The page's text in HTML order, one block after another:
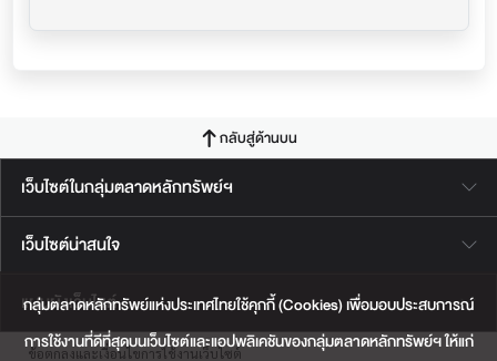
กลุ่มตลาดหลักทรัพย์แห่งประเทศไทยใช้คุกกี้ (Cookies) เพื่อมอบประสบการณ์
การใช้งานที่ดีที่สุดบนเว็บไซต์และแอปพลิเคชันของกลุ่มตลาดหลักทรัพย์ฯ ให้แก่
กลับสู่ด้านบน
เว็บไซต์ในกลุ่มตลาดหลักทรัพย์ฯ
เว็บไซต์น่าสนใจ
แผนผังเว็บไซต์
ข้อตกลงและเงื่อนไขการใช้งานเว็บไซต์